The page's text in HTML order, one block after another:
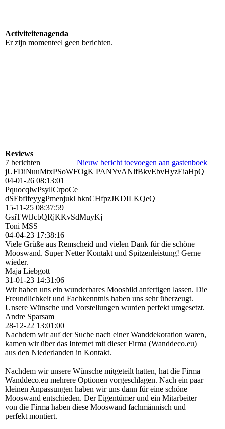
Activiteitenagenda
Er zijn momenteel geen berichten.
Reviews
7 berichten
Nieuw bericht toevoegen aan gastenboek
jUFDiNuuMtxPSoWFOgK PANYvANlfBkvEbvHyzEiaHpQ
04-01-26 08:13:01
PquocqlwPsyllCrpoCe
dSEbfifeyygPmenjukl hknCHfpzJKDILKQeQ
15-11-25 08:37:59
GsiTWlJcbQRjKKvSdMuyKj
Toni MSS
04-04-23 17:38:16
Viele Grüße aus Remscheid und vielen Dank für die schöne
Mooswand. Super Netter Kontakt und Spitzenleistung! Gerne
wieder.
Maja Liebgott
31-01-23 14:31:06
Wir haben uns ein wunderbares Moosbild anfertigen lassen. Die
Freundlichkeit und Fachkenntnis haben uns sehr überzeugt.
Unsere Wünsche und Vorstellungen wurden perfekt umgesetzt.
Andre Sparsam
28-12-22 13:01:00
Nachdem wir auf der Suche nach einer Wanddekoration waren,
kamen wir über das Internet mit dieser Firma (Wanddeco.eu)
aus den Niederlanden in Kontakt.
Nachdem wir unsere Wünsche mitgeteilt hatten, hat die Firma
Wanddeco.eu mehrere Optionen vorgeschlagen. Nach ein paar
kleinen Anpassungen haben wir uns dann für eine schöne
Mooswand entschieden. Der Eigentümer und ein Mitarbeiter
von die Firma haben diese Mooswand fachmännisch und
perfekt montiert.